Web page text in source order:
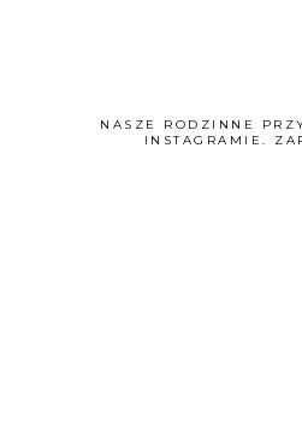
NASZE RODZINNE
INSTAGRAMIE.